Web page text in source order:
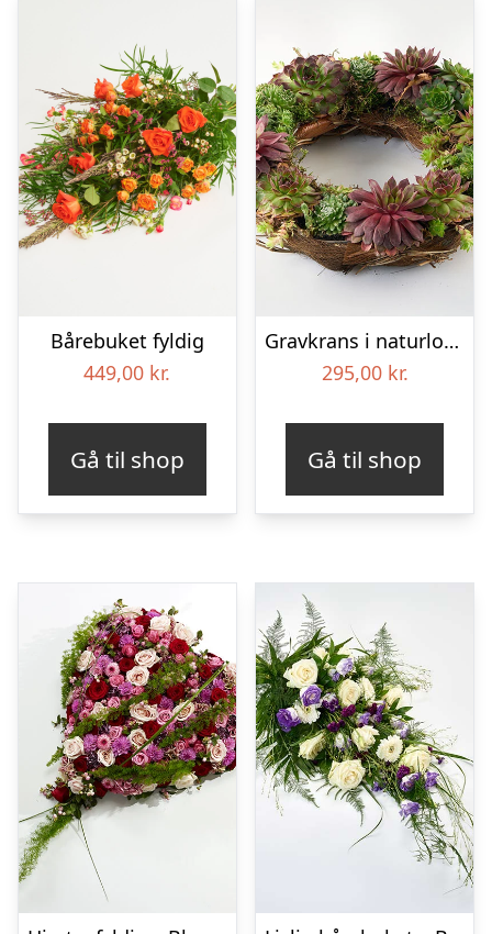
Bårebuket fyldig
449,00 kr.
Gå til shop
Gravkrans i naturlook – Blomster til begravelse
295,00 kr.
Gå til shop